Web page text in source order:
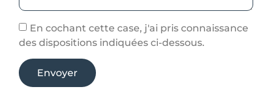
En cochant cette case, j'ai pris connaissance
des dispositions indiquées ci-dessous.
Envoyer